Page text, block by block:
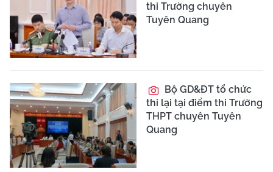
thi Trường chuyên
Tuyên Quang
Bộ GD&ĐT tổ chức
thi lại tại điểm thi Trường
THPT chuyên Tuyên
Quang